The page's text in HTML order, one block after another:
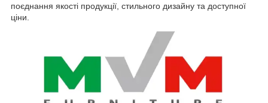
поєднання якості продукції, стильного дизайну та доступної
ціни.